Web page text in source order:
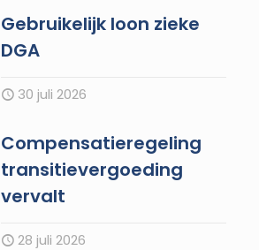
Gebruikelijk loon zieke
DGA
30 juli 2026
Compensatieregeling
transitievergoeding
vervalt
28 juli 2026